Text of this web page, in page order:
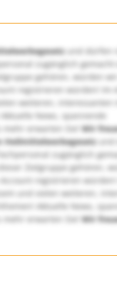
und dürfen
zugänglich gemacht
gehören, würden
registrieren würden! Im
weiteren, interessanten
News, spannende
mehr erwarten Sie!Wir
Heilmittelwerbegesetzund
zugänglich
Zielgruppe gehören,
registrieren würden!
und vielen weiteren,
Aktuelle News,
erwarten Sie! Wir